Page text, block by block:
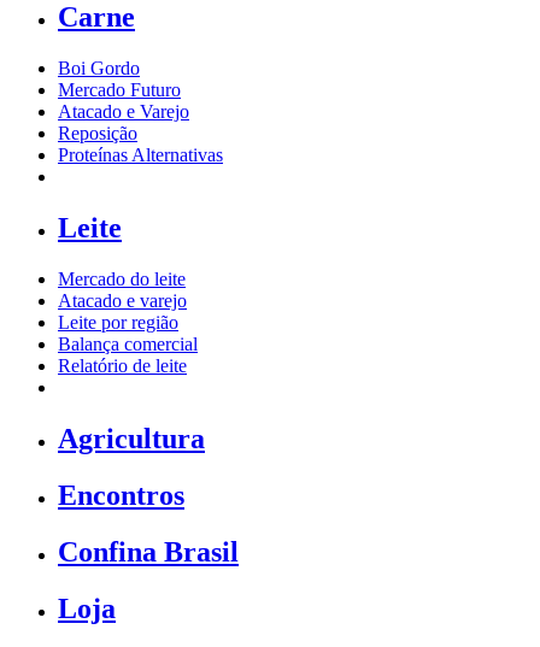
Carne
Boi Gordo
Mercado Futuro
Atacado e Varejo
Reposição
Proteínas Alternativas
Leite
Mercado do leite
Atacado e varejo
Leite por região
Balança comercial
Relatório de leite
Agricultura
Encontros
Confina Brasil
Loja